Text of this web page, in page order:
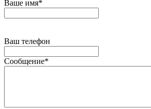
Ваше имя*
Ваш телефон
Сообщение*